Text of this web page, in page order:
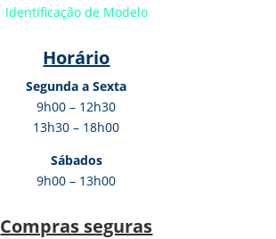
Identificação de Modelo
Horário
Segunda a Sexta
9h00 – 12h30
13h30 – 18h00
Sábados
9h00 – 13h00
Compras seguras